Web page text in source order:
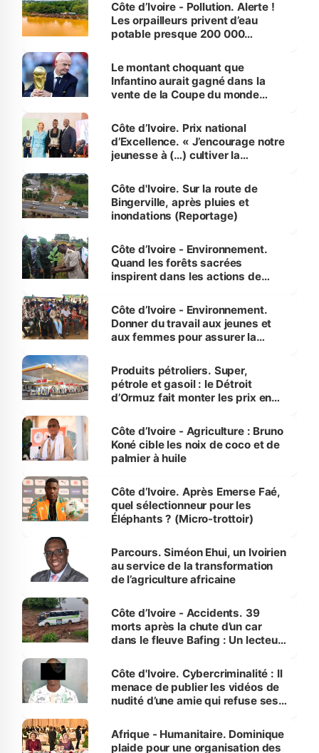
Côte d’Ivoire - Pollution. Alerte !
Les orpailleurs privent d’eau
potable presque 200 000
Le montant choquant que
Infantino aurait gagné dans la
vente de la Coupe du monde
Côte d’Ivoire. Prix national
d’Excellence. « J’encourage notre
jeunesse à (…) cultiver la
(Alassane Ouattara
Côte d'Ivoire. Sur la route de
Bingerville, après pluies et
inondations (Reportage)
Côte d’Ivoire - Environnement.
Quand les forêts sacrées
inspirent dans les actions de
Côte d’Ivoire - Environnement.
Donner du travail aux jeunes et
aux femmes pour assurer la
menacées
Produits pétroliers. Super,
pétrole et gasoil : le Détroit
d’Ormuz fait monter les prix en
Côte d’Ivoire - Agriculture : Bruno
Koné cible les noix de coco et de
palmier à huile
Côte d’Ivoire. Après Emerse Faé,
quel sélectionneur pour les
Éléphants ? (Micro-trottoir)
Parcours. Siméon Ehui, un Ivoirien
au service de la transformation
de l’agriculture africaine
Côte d’Ivoire - Accidents. 39
morts après la chute d’un car
dans le fleuve Bafing : Un lecteur
des Transports
Côte d'Ivoire. Cybercriminalité : Il
menace de publier les vidéos de
nudité d’une amie qui refuse ses
Afrique - Humanitaire. Dominique
plaide pour une organisation des